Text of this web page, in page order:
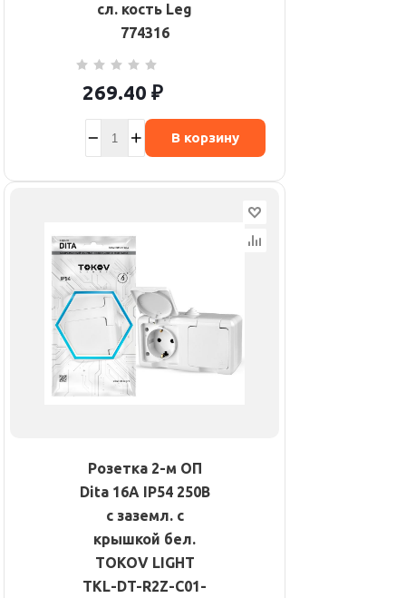
сл. кость Leg
774316
269.40 ₽
В корзину
Розетка 2-м ОП
Dita 16А IP54 250В
с заземл. с
крышкой бел.
TOKOV LIGHT
TKL-DT-R2Z-C01-